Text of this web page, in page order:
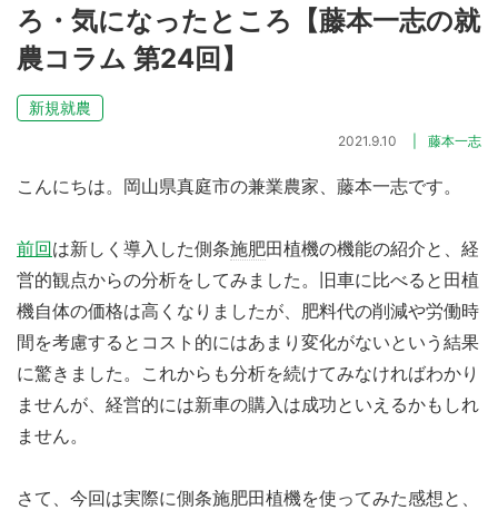
ろ・気になったところ【藤本一志の就
農コラム 第24回】
新規就農
2021.9.10 藤本一志
こんにちは。岡山県真庭市の兼業農家、藤本一志です。
前回は新しく導入した側条施肥田植機の機能の紹介と、経
営的観点からの分析をしてみました。旧車に比べると田植
機自体の価格は高くなりましたが、肥料代の削減や労働時
間を考慮するとコスト的にはあまり変化がないという結果
に驚きました。これからも分析を続けてみなければわかり
ませんが、経営的には新車の購入は成功といえるかもしれ
ません。
さて、今回は実際に側条施肥田植機を使ってみた感想と、